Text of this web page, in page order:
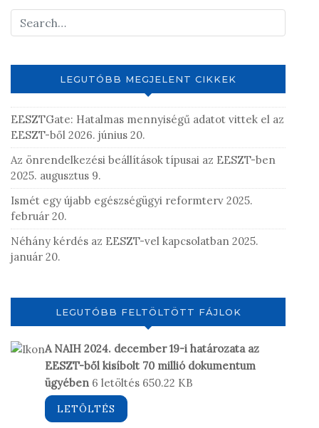
LEGUTÓBB MEGJELENT CIKKEK
EESZTGate: Hatalmas mennyiségű adatot vittek el az
EESZT-ből 2026. június 20.
Az önrendelkezési beállítások típusai az EESZT-ben
2025. augusztus 9.
Ismét egy újabb egészségügyi reformterv 2025.
február 20.
Néhány kérdés az EESZT-vel kapcsolatban 2025.
január 20.
LEGUTÓBB FELTÖLTÖTT FÁJLOK
A NAIH 2024. december 19-i határozata az
EESZT-ből kisíbolt 70 millió dokumentum
ügyében 6 letöltés 650.22 KB
LETÖLTÉS